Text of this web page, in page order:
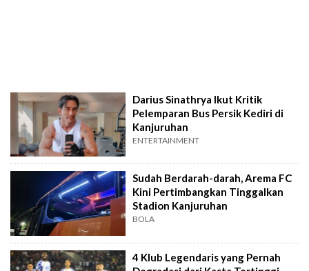
Darius Sinathrya Ikut Kritik
Pelemparan Bus Persik Kediri di
Kanjuruhan
ENTERTAINMENT
Sudah Berdarah-darah, Arema FC
Kini Pertimbangkan Tinggalkan
Stadion Kanjuruhan
BOLA
4 Klub Legendaris yang Pernah